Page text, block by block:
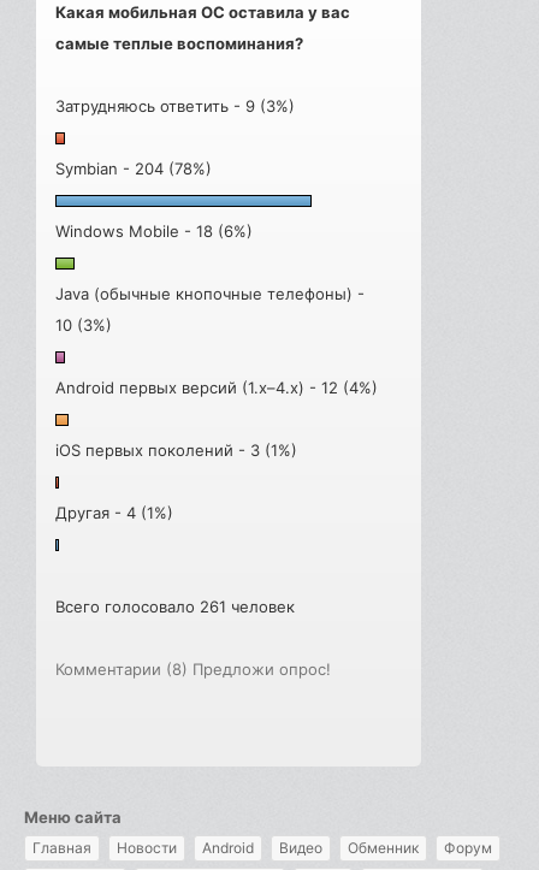
Какая мобильная ОС оставила у вас
самые теплые воспоминания?
Затрудняюсь ответить - 9 (3%)
Symbian - 204 (78%)
Windows Mobile - 18 (6%)
Java (обычные кнопочные телефоны) -
10 (3%)
Android первых версий (1.x–4.x) - 12 (4%)
iOS первых поколений - 3 (1%)
Другая - 4 (1%)
Всего голосовало 261 человек
Комментарии (8) Предложи опрос!
Меню сайта
Главная Новости Android Видео Обменник Форум